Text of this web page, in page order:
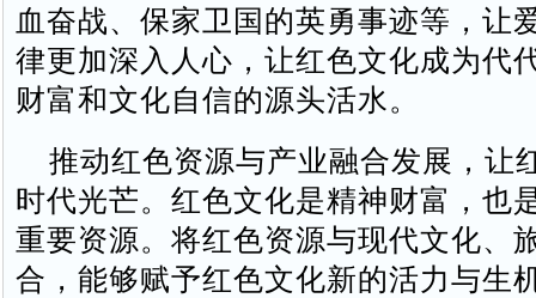
血奋战、保家卫国的英勇事迹等，让
律更加深入人心，让红色文化成为代
财富和文化自信的源头活水。
推动红色资源与产业融合发展，让
时代光芒。红色文化是精神财富，也
重要资源。将红色资源与现代文化、
合，能够赋予红色文化新的活力与生